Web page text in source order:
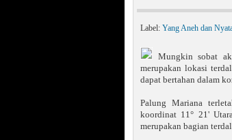
Label: Yang Aneh dan
Mungkin sobat
merupakan lokasi
dapat bertahan dalam
Palung Mariana
koordinat 11° 21'
merupakan bagian